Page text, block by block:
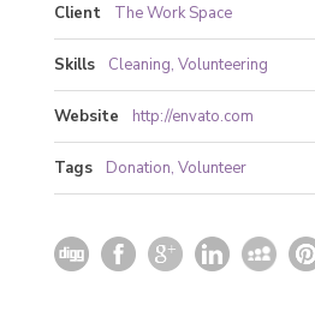
Client The Work Space
Skills Cleaning, Volunteering
Website http://envato.com
Tags Donation, Volunteer